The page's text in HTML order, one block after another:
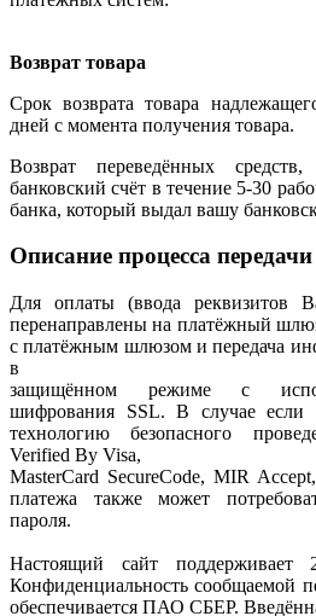
Возврат товара
Срок возврата товара
дней с момента получения товара.
Возврат переведённых
банковский счёт в течение 5-30
банка, который выдал вашу
Описание процесса
Для оплаты (ввода реквизитов
перенаправлены на платёжный
с платёжным шлюзом и передача
в
защищённом режиме с
шифрования SSL. В случае если
технологию безопасного
Verified By Visa,
MasterCard SecureCode, MIR
платежа также может
пароля.
Настоящий сайт поддерживает
Конфиденциальность сообщаемой
обеспечивается ПАО СБЕР.